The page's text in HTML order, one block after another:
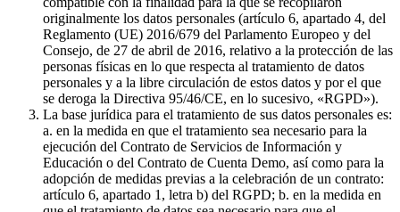
originalmente los datos personales (artículo 6, apartado 4, del
Reglamento (UE) 2016/679 del Parlamento Europeo y del
Consejo, de 27 de abril de 2016, relativo a la protección de las
personas físicas en lo que respecta al tratamiento de datos
personales y a la libre circulación de estos datos y por el que
se deroga la Directiva 95/46/CE, en lo sucesivo, «RGPD»).
La base jurídica para el tratamiento de sus datos personales es:
a. en la medida en que el tratamiento sea necesario para la
ejecución del Contrato de Servicios de Información y
Educación o del Contrato de Cuenta Demo, así como para la
adopción de medidas previas a la celebración de un contrato:
artículo 6, apartado 1, letra b) del RGPD; b. en la medida en